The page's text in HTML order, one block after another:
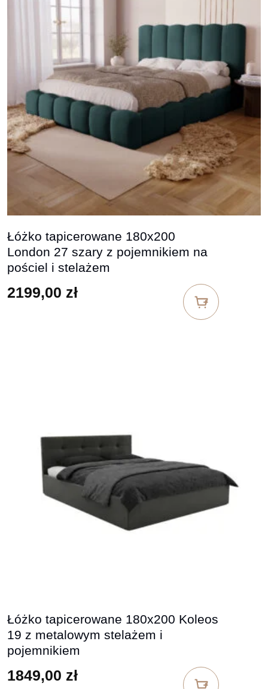
Łóżko tapicerowane 180x200
London 27 szary z pojemnikiem na
pościel i stelażem
2199,00 zł
Łóżko tapicerowane 180x200 Koleos
19 z metalowym stelażem i
pojemnikiem
1849,00 zł